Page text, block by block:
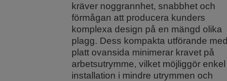
kräver noggrannhet, snabbhet och
förmågan att producera kunders
komplexa design på en mängd olika
plagg. Dess kompakta utförande med
platt ovansida minimerar kravet på
arbetsutrymme, vilket möjliggör enkel
installation i mindre utrymmen och